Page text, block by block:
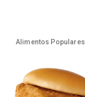
Alimentos Populares